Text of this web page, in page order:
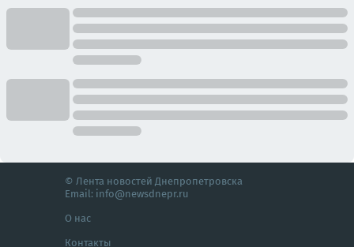
© Лента новостей Днепропетровска
Email: info@newsdnepr.ru
О нас
Контакты